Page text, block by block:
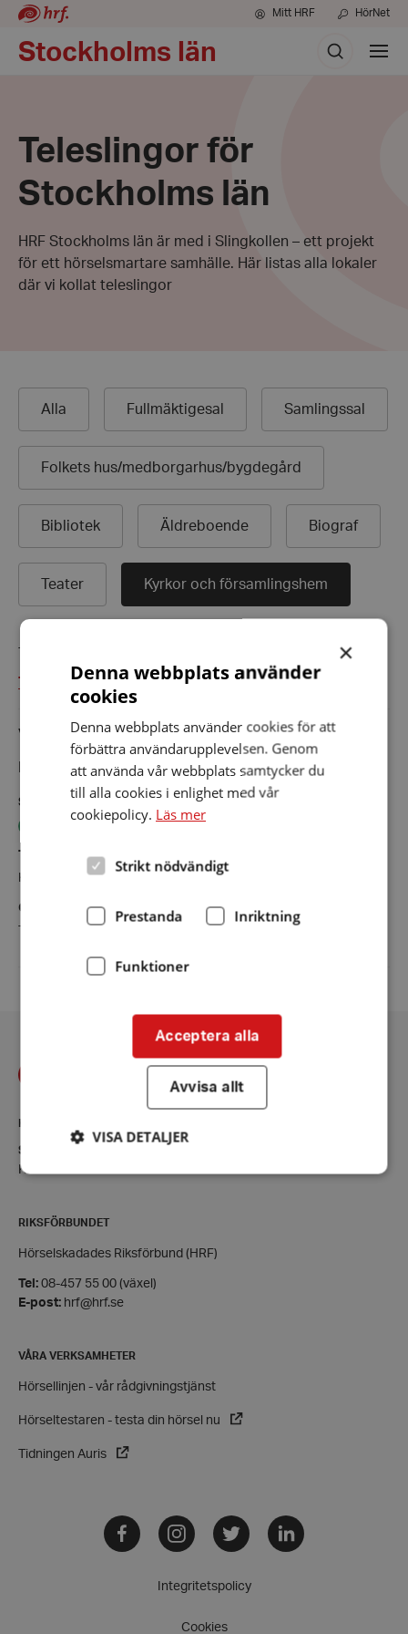
Mitt HRF HörNet
Stockholms län Sök
Visa
meny
Teleslingor för
Stockholms län
HRF Stockholms län är med i Slingkollen – ett projekt
för ett hörselsmartare samhälle. Här listas alla lokaler
där vi kollat teleslingor
Alla Fullmäktigesal Samlingssal
Folkets hus/medborgarhus/bygdegård
Bibliotek Äldreboende Biograf
Teater Kyrkor och församlingshem
Till distriktets webbplats
Valsta kyrka
Bragegatan 3 Märsta Sigtuna kommun
Slingans status
Teleslinga fungerar OK
Typ av lokal/ändamål
Kyrkor och församlingshem
8 februari 2026
Övrig information
Stockholms län
Kontaktsida
RIKSFÖRBUNDET
Hörselskadades Riksförbund (HRF)
Tel: 08-457 55 00 (växel)
E-post: hrf@hrf.se
VÅRA VERKSAMHETER
Hörsellinjen - vår rådgivningstjänst
Hörseltestaren - testa din hörsel nu
Tidningen Auris
FacebookInstagramTwitter LinkedIn
Integritetspolicy
Cookies
×
Denna webbplats använder
cookies
Denna webbplats använder cookies för att
förbättra användarupplevelsen. Genom
att använda vår webbplats samtycker du
till alla cookies i enlighet med vår
cookiepolicy. Läs mer
Strikt nödvändigt
Prestanda Inriktning
Funktioner
Acceptera alla
Avvisa allt
VISA DETALJER
kärnwebbplatsfunktioner som användarinloggning
och kontohantering. Webbplatsen kan inte
Namn
hrf-popup-closed-*
wordpress_test_cookie